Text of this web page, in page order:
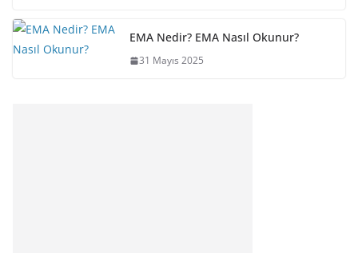
EMA Nedir? EMA Nasıl Okunur?
31 Mayıs 2025